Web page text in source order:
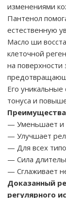
изменениями
Пантенол
естественную
Масло ши
клеточной
на
Его
тонуса и
— Уменьшает и
— Улучшает
— Для всех
— Сила
— Сглаживает
Доказанный
регулярного